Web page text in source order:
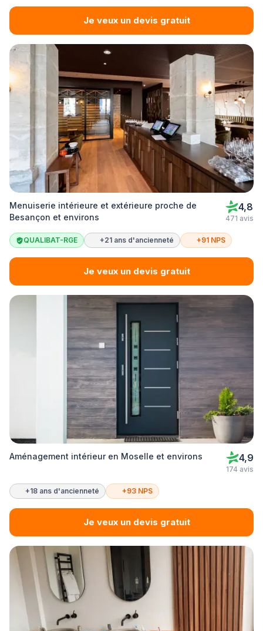
Je veux un devis gratuit
Menuiserie intérieure et extérieure proche de
Besançon et environs
4,8
471 avis
QUALIBAT-RGE +21 ans d'ancienneté +91 NPS
Je veux un devis gratuit
Aménagement intérieur en Moselle et environs 4,9
174 avis
+18 ans d'ancienneté +93 NPS
Je veux un devis gratuit